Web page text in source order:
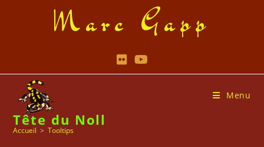
Marc Gapp
Menu
Tête du Noll
Accueil > Tooltips